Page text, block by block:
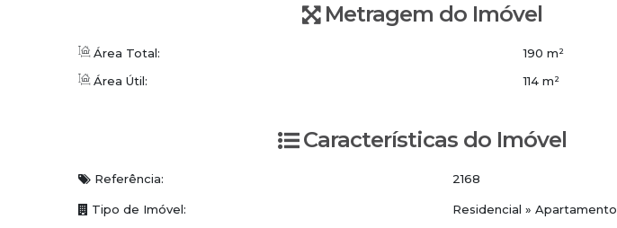
Sacada com churrasqueira
2 Vagas de Garagem
Metragem do Imóvel
Área Total:
190 m²
Área Útil:
114 m²
Características do Imóvel
Referência: 2168
Tipo de Imóvel: Residencial » Apartamento